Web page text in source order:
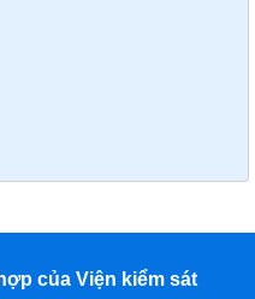
của Viện kiểm sát